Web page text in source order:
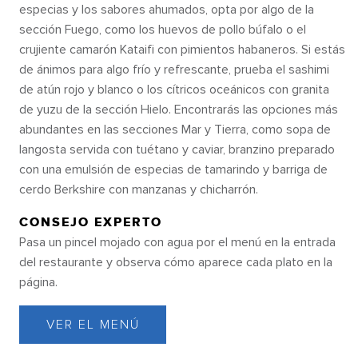
CASINO ROYALE AMPLIADO SOUND
especias y los sabores ahumados, opta por algo de la
sección Fuego, como los huevos de pollo búfalo o el
crujiente camarón Kataifi con pimientos habaneros. Si estás
de ánimos para algo frío y refrescante, prueba el sashimi
de atún rojo y blanco o los cítricos oceánicos con granita
de yuzu de la sección Hielo. Encontrarás las opciones más
abundantes en las secciones Mar y Tierra, como sopa de
langosta servida con tuétano y caviar, branzino preparado
con una emulsión de especias de tamarindo y barriga de
cerdo Berkshire con manzanas y chicharrón.
CONSEJO EXPERTO
Pasa un pincel mojado con agua por el menú en la entrada
del restaurante y observa cómo aparece cada plato en la
página.
VER EL MENÚ